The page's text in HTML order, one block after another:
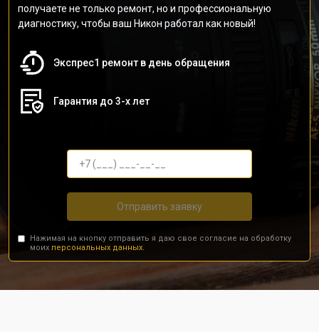
получаете не только ремонт, но и профессиональную
диагностику, чтобы ваш Никон работал как новый!
Экспрес1 ремонт в день обращения
Гарантия до 3-х лет
Отправить заявку
Нажимая на кнопку отправить я даю свое согласие на обработку
моих персональных данных.